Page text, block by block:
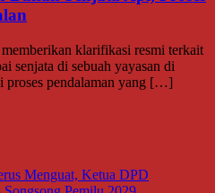
klarifikasi resmi terkait
senjata di sebuah yayasan di
proses pendalaman yang […]